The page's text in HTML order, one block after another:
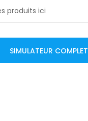
SIMULATEUR COMPLET